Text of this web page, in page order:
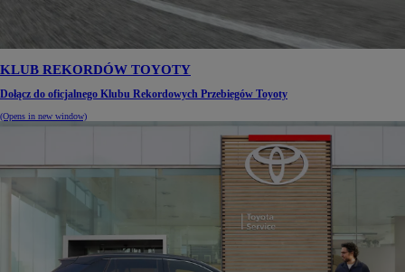
KLUB REKORDÓW TOYOTY
Dołącz do oficjalnego Klubu Rekordowych Przebiegów Toyoty
(Opens in new window)